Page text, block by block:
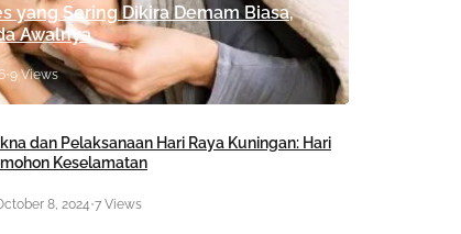
yang Sering Dikira Demam Biasa,
Awalnya
•9 Views
dan Pelaksanaan Hari Raya Kuningan: Hari
Keselamatan
8, 2024 •7 Views